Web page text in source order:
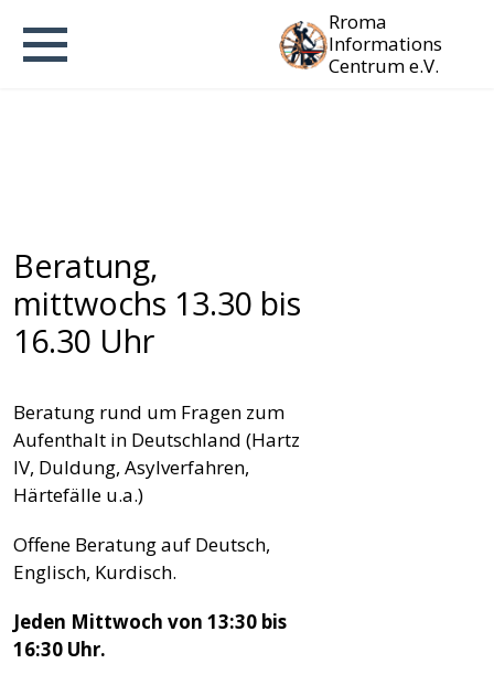
Rroma
Informations
Centrum e.V.
Beratung,
mittwochs 13.30 bis
16.30 Uhr
Beratung rund um Fragen zum
Aufenthalt in Deutschland (Hartz
IV, Duldung, Asylverfahren,
Härtefälle u.a.)
Offene Beratung auf Deutsch,
Englisch, Kurdisch.
Jeden Mittwoch von 13:30­ bis
16:30 Uhr.